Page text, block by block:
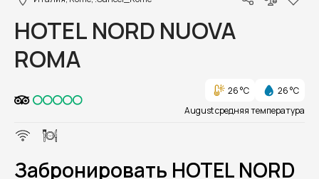
HOTEL NORD NUOVA
ROMA
26 °C
26 °C
August средняя температура
Забронировать HOTEL NORD